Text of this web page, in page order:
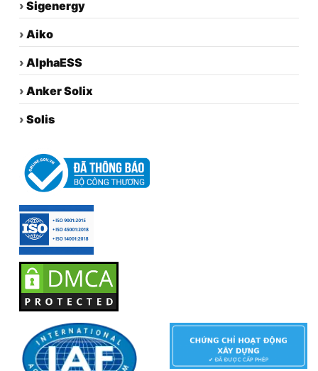
› Sigenergy
› Aiko
› AlphaESS
› Anker Solix
› Solis